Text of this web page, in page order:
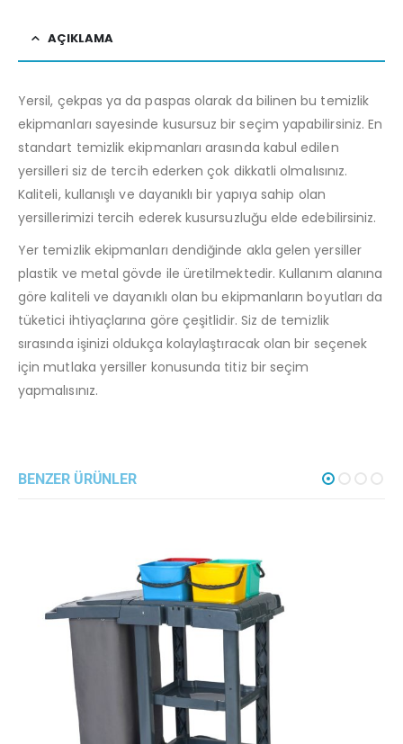
AÇIKLAMA
Yersil, çekpas ya da paspas olarak da bilinen bu temizlik
ekipmanları sayesinde kusursuz bir seçim yapabilirsiniz. En
standart temizlik ekipmanları arasında kabul edilen
yersilleri siz de tercih ederken çok dikkatli olmalısınız.
Kaliteli, kullanışlı ve dayanıklı bir yapıya sahip olan
yersillerimizi tercih ederek kusursuzluğu elde edebilirsiniz.
Yer temizlik ekipmanları dendiğinde akla gelen yersiller
plastik ve metal gövde ile üretilmektedir. Kullanım alanına
göre kaliteli ve dayanıklı olan bu ekipmanların boyutları da
tüketici ihtiyaçlarına göre çeşitlidir. Siz de temizlik
sırasında işinizi oldukça kolaylaştıracak olan bir seçenek
için mutlaka yersiller konusunda titiz bir seçim
yapmalısınız.
BENZER ÜRÜNLER